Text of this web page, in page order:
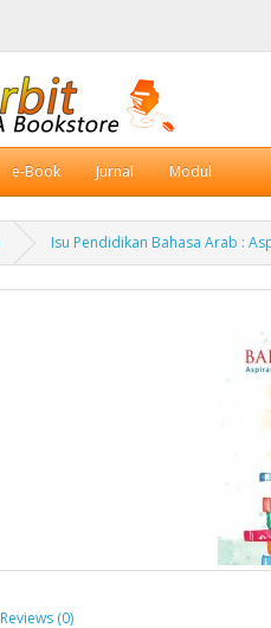
e-Book Jurnal Modul
Isu Pendidikan Bahasa Arab :
Reviews (0)